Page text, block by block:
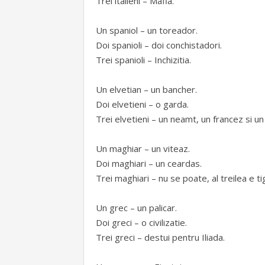
Un spaniol – un toreador.
Doi spanioli – doi conchistadori.
Trei spanioli – Inchizitia.
Un elvetian – un bancher.
Doi elvetieni – o garda.
Trei elvetieni – un neamt, un francez si un
Un maghiar – un viteaz.
Doi maghiari – un ceardas.
Trei maghiari – nu se poate, al treilea e
Un grec – un palicar.
Doi greci – o civilizatie.
Trei greci – destui pentru Iliada.